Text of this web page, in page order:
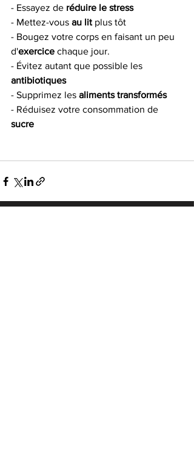
- Essayez de réduire le stress
- Mettez-vous au lit plus tôt
- Bougez votre corps en faisant un peu
d'exercice chaque jour.
- Évitez autant que possible les
antibiotiques
- Supprimez les aliments transformés
- Réduisez votre consommation de
sucre